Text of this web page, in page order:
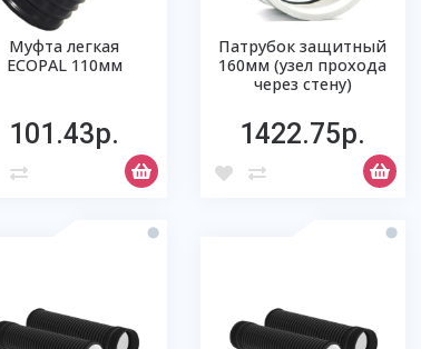
Муфта легкая
ECOPAL 110мм
101.43р.
Патрубок защитный
160мм (узел прохода
через стену)
1422.75р.